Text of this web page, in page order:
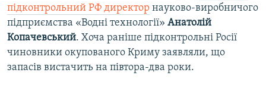
підконтрольний РФ директор науково-виробничого
підприємства «Водні технології» Анатолій
Копачевський. Хоча раніше підконтрольні Росії
чиновники окупованого Криму заявляли, що
запасів вистачить на півтора-два роки.